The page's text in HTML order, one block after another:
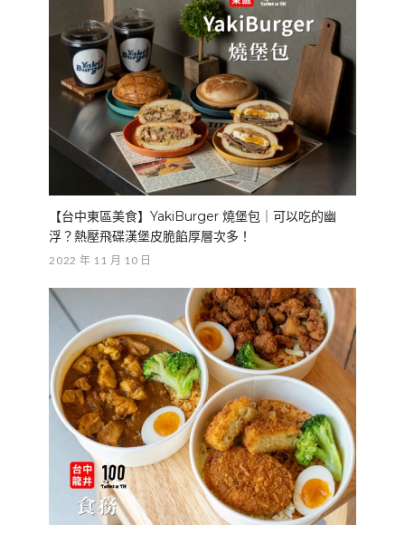
【台中東區美食】YakiBurger 燒堡包｜可以吃的幽
浮？熱壓飛碟漢堡皮脆餡厚層次多！
2022 年 11 月 10 日